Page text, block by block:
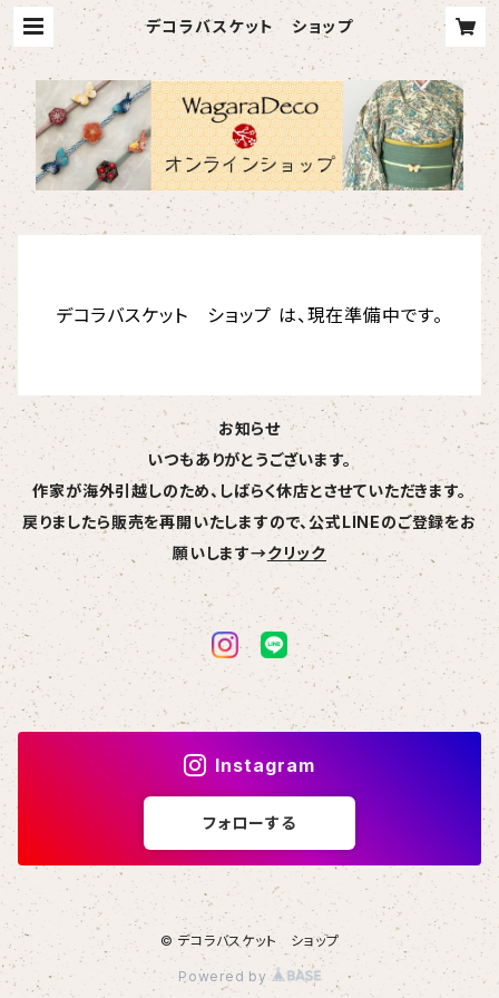
デコラバスケット ショップ
デコラバスケット ショップ は、現在準備中です。
お知らせ
いつもありがとうございます。
作家が海外引越しのため、しばらく休店とさせていただきます。
戻りましたら販売を再開いたしますので、公式LINEのご登録をお
願いします→クリック
Instagram
フォローする
© デコラバスケット ショップ
Powered by